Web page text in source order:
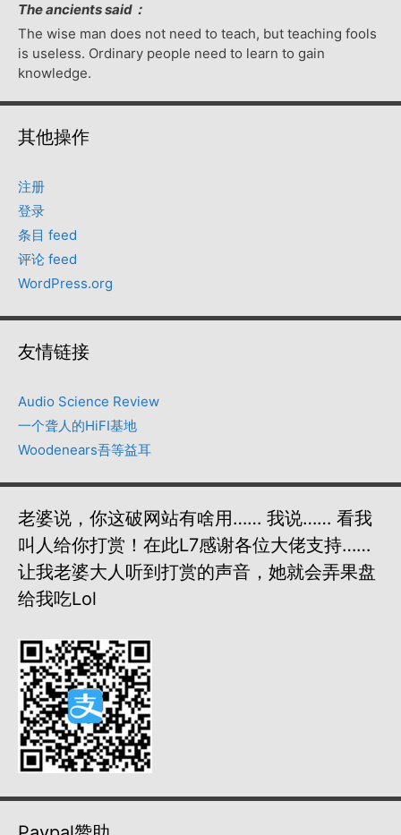
The ancients said：
The wise man does not need to teach, but teaching fools
is useless. Ordinary people need to learn to gain
knowledge.
其他操作
注册
登录
条目 feed
评论 feed
WordPress.org
友情链接
Audio Science Review
一个聋人的HiFI基地
Woodenears吾等益耳
老婆说，你这破网站有啥用…… 我说…… 看我
叫人给你打赏！在此L7感谢各位大佬支持……
让我老婆大人听到打赏的声音，她就会弄果盘
给我吃lol